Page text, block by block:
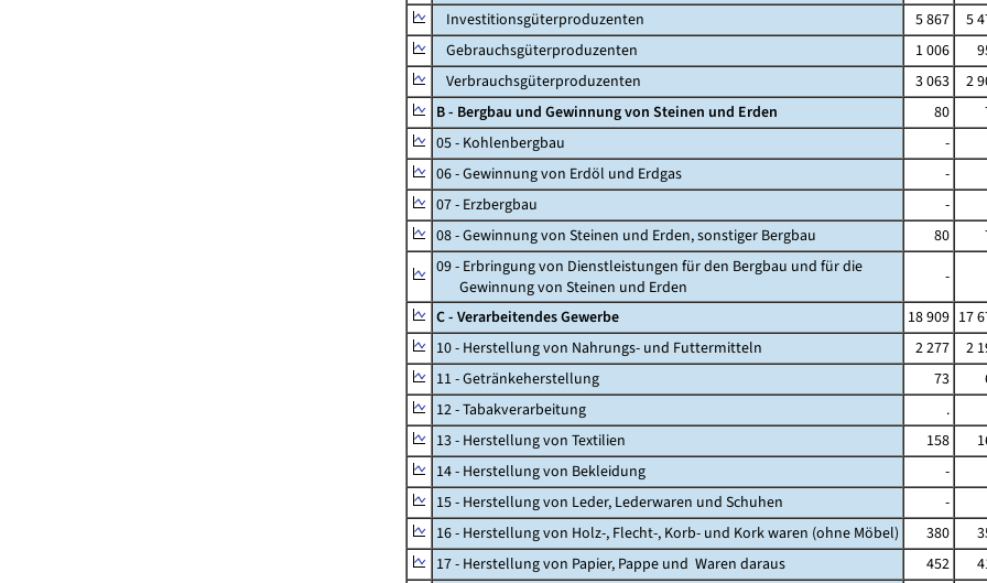
Investitionsgüterproduzenten
5 867 5
Gebrauchsgüterproduzenten
1 006
Verbrauchsgüterproduzenten
3 063 2
B - Bergbau und Gewinnung von Steinen und Erden
80
05 - Kohlenbergbau
-
06 - Gewinnung von Erdöl und Erdgas
-
07 - Erzbergbau
-
08 - Gewinnung von Steinen und Erden, sonstiger Bergbau
80
09 - Erbringung von Dienstleistungen für den Bergbau und für die
Gewinnung von Steinen und Erden
-
C - Verarbeitendes Gewerbe
18 909 17
10 - Herstellung von Nahrungs- und Futtermitteln
2 277 2
11 - Getränkeherstellung
73
12 - Tabakverarbeitung
.
13 - Herstellung von Textilien
158
14 - Herstellung von Bekleidung
-
15 - Herstellung von Leder, Lederwaren und Schuhen
-
16 - Herstellung von Holz-, Flecht-, Korb- und Kork waren (ohne Möbel)
380
17 - Herstellung von Papier, Pappe und Waren daraus
452